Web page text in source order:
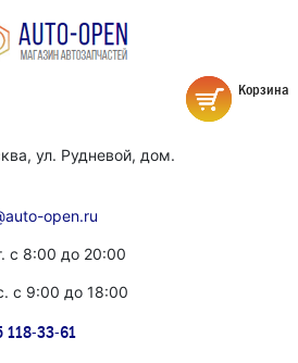
ул. Рудневой, дом.
open.ru
с 8:00 до 20:00
с 9:00 до 18:00
118-33-61
Корзина